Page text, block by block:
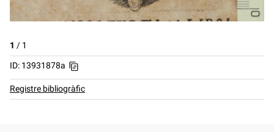
1 / 1
ID: 13931878a
Registre bibliogràfic